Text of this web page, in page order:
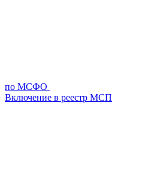
по МСФО
Включение в реестр МСП